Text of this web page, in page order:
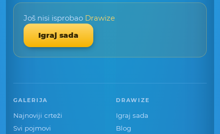
Još nisi isprobao Drawize
Igraj sada
GALERIJA
Najnoviji crteži
Svi pojmovi
DRAWIZE
Igraj sada
Blog